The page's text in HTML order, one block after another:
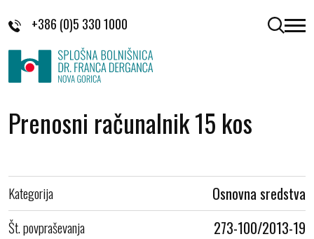
+386 (0)5 330 1000 odpri
Prenosni računalnik 15 kos
Kategorija Osnovna sredstva
Št. povpraševanja 273-100/2013-19